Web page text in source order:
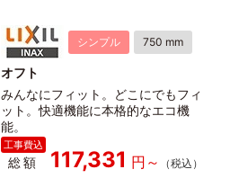
シンプル 750 mm
オフト
みんなにフィット。どこにでもフィ
ット。快適機能に本格的なエコ機
能。
総額 117,331